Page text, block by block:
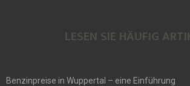
LESEN SIE HÄUFIG
Benzinpreise in Wuppertal – eine Einführung